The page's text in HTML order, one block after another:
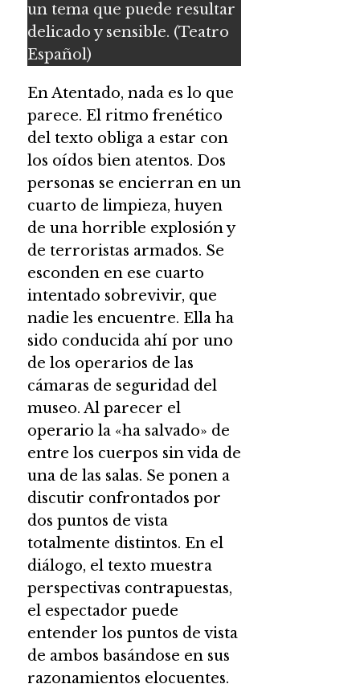
un tema que puede resultar
delicado y sensible. (Teatro
Español)
En Atentado, nada es lo que
parece. El ritmo frenético
del texto obliga a estar con
los oídos bien atentos. Dos
personas se encierran en un
cuarto de limpieza, huyen
de una horrible explosión y
de terroristas armados. Se
esconden en ese cuarto
intentado sobrevivir, que
nadie les encuentre. Ella ha
sido conducida ahí por uno
de los operarios de las
cámaras de seguridad del
museo. Al parecer el
operario la «ha salvado» de
entre los cuerpos sin vida de
una de las salas. Se ponen a
discutir confrontados por
dos puntos de vista
totalmente distintos. En el
diálogo, el texto muestra
perspectivas contrapuestas,
el espectador puede
entender los puntos de vista
de ambos basándose en sus
razonamientos elocuentes.